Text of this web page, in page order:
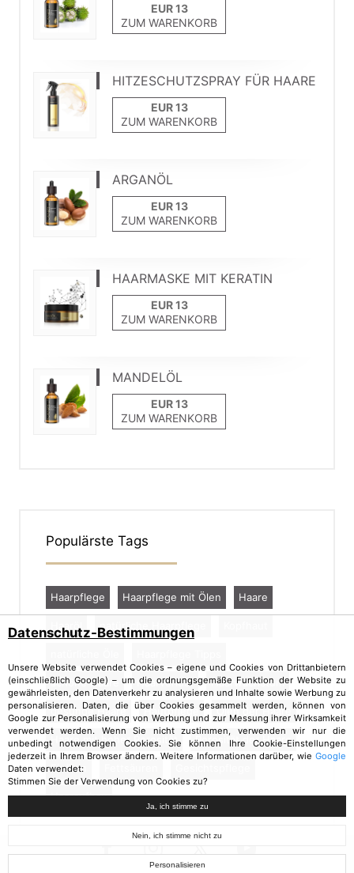
ZUM WARENKORB
HITZESCHUTZSPRAY FÜR HAARE
ZUM WARENKORB
ARGANÖL
ZUM WARENKORB
HAARMASKE MIT KERATIN
ZUM WARENKORB
MANDELÖL
ZUM WARENKORB
Populärste Tags
Haarpflege Haarpflege mit Ölen Haare
Haaröl natürliche Haarpflege
schöne Haare Haarverlust Haarwachstum
gesunde Haare Hautpflege Ölen der Haare
Haare mit hoher Porosität Porosität der Haare
Einölen
Haaraufbau
Datenschutz-Bestimmungen
Unsere Website verwendet Cookies – eigene und Cookies von Drittanbietern
(einschließlich Google) – um die ordnungsgemäße Funktion der Website zu
gewährleisten, den Datenverkehr zu analysieren und Inhalte sowie Werbung zu
personalisieren. Daten, die über Cookies gesammelt werden, können von
Google zur Personalisierung von Werbung und zur Messung ihrer Wirksamkeit
verwendet werden. Wenn Sie nicht zustimmen, verwenden wir nur die
unbedingt notwendigen Cookies. Sie können Ihre Cookie-Einstellungen
jederzeit in Ihrem Browser ändern. Weitere Informationen darüber, wie Google
Daten verwendet:
Stimmen Sie der Verwendung von Cookies zu?
Ja, ich stimme zu
Nein, ich stimme nicht zu
Personalisieren